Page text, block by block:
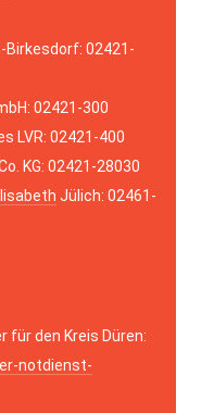
Birkesdorf: 02421-
02421-300
LVR: 02421-400
KG: 02421-28030
Jülich: 02461-
den Kreis Düren:
notdienst-